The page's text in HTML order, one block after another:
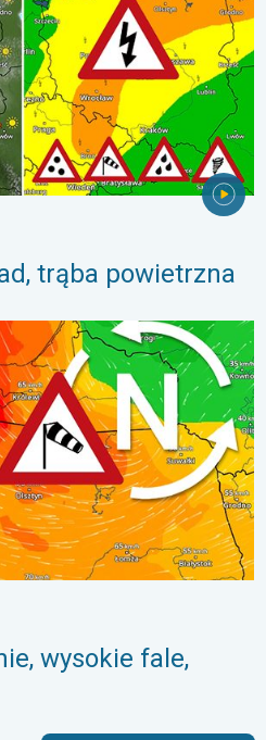
trąba powietrzna
fale, cofka. Niż nad Bałtykiem.
wysokie fale,